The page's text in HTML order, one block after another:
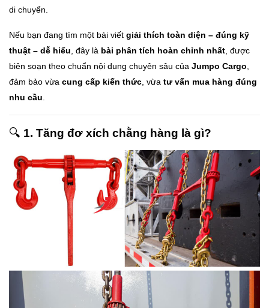
di chuyển.
Nếu bạn đang tìm một bài viết giải thích toàn diện – đúng kỹ
thuật – dễ hiểu, đây là bài phân tích hoàn chỉnh nhất, được
biên soạn theo chuẩn nội dung chuyên sâu của Jumpo Cargo,
đảm bảo vừa cung cấp kiến thức, vừa tư vấn mua hàng đúng
nhu cầu.
🔍 1. Tăng đơ xích chằng hàng là gì?